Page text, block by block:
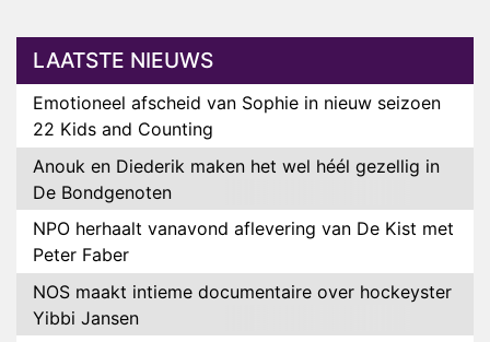
LAATSTE NIEUWS
Emotioneel afscheid van Sophie in nieuw seizoen
22 Kids and Counting
Anouk en Diederik maken het wel héél gezellig in
De Bondgenoten
NPO herhaalt vanavond aflevering van De Kist met
Peter Faber
NOS maakt intieme documentaire over hockeyster
Yibbi Jansen